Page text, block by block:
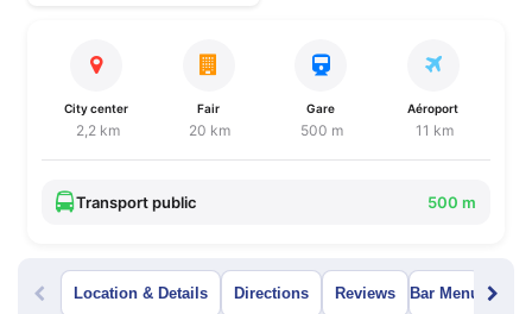
City center
2,2 km
Fair
20 km
Gare
500 m
Aéroport
11 km
Transport public 500 m
Location & Details Directions Reviews Bar Menu